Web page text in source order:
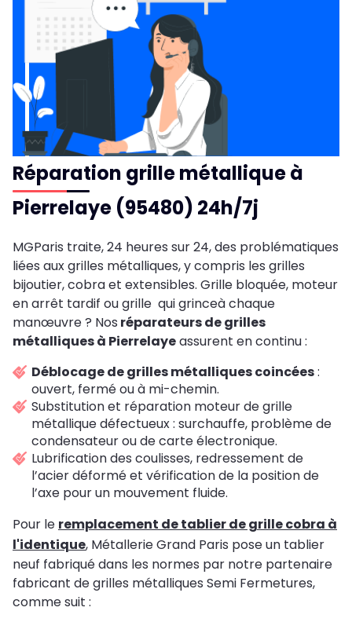
Réparation grille métallique à
Pierrelaye (95480) 24h/7j
MGParis traite, 24 heures sur 24, des problématiques
liées aux grilles métalliques, y compris les grilles
bijoutier, cobra et extensibles. Grille bloquée, moteur
en arrêt tardif ou grille qui grinceà chaque
manœuvre ? Nos réparateurs de grilles
métalliques à Pierrelayeassurent en continu :
Déblocage de grilles métalliques coincées:
ouvert, fermé ou à mi-chemin.
Substitution et réparation moteur de grille
métallique défectueux : surchauffe, problème de
condensateur ou de carte électronique.
Lubrification des coulisses, redressement de
l’acier déformé et vérification de la position de
l’axe pour un mouvement fluide.
Pour le remplacement de tablier de grille cobra à
l'identique, Métallerie Grand Paris pose un tablier
neuf fabriqué dans les normes par notre partenaire
fabricant de grilles métalliques Semi Fermetures,
comme suit :